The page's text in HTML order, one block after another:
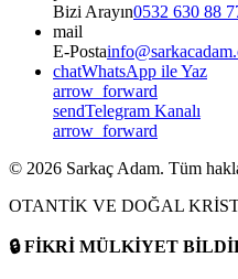
Bizi Arayın0532 630 88
mail
E-Posta
chatWhatsApp ile Yaz
arrow_forward
sendTelegram Kanalı
arrow_forward
© 2026 Sarkaç Adam. Tüm
OTANTİK VE DOĞAL
🔒FİKRİ MÜLKİYET